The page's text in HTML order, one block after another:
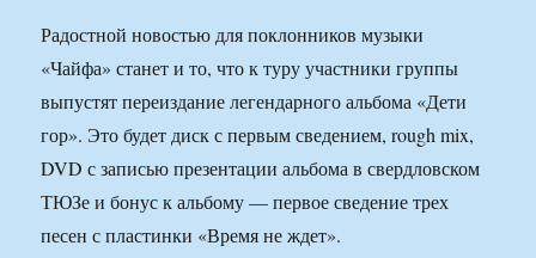
Радостной новостью для поклонников музыки
«Чайфа» станет и то, что к туру участники группы
выпустят переиздание легендарного альбома «Дети
гор». Это будет диск с первым сведением, rough mix,
DVD с записью презентации альбома в свердловском
ТЮЗе и бонус к альбому — первое сведение трех
песен с пластинки «Время не ждет».